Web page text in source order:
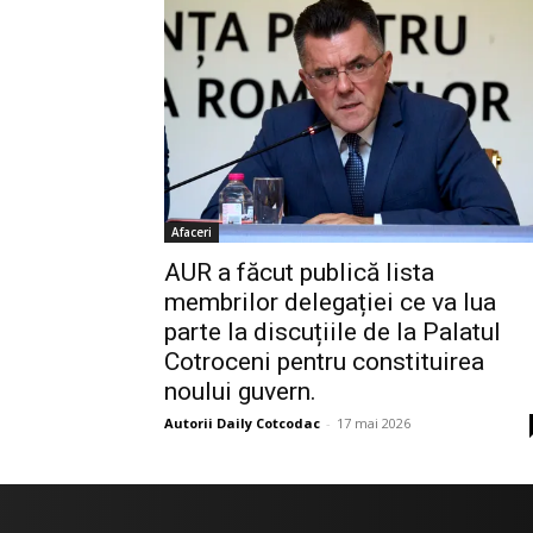
Afaceri
AUR a făcut publică lista
membrilor delegației ce va lua
parte la discuțiile de la Palatul
Cotroceni pentru constituirea
noului guvern.
Autorii Daily Cotcodac - 17 mai 2026